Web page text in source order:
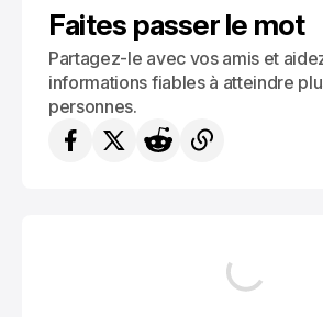
Faites passer le mot
Partagez-le avec vos amis et
informations fiables à atteindre
personnes.